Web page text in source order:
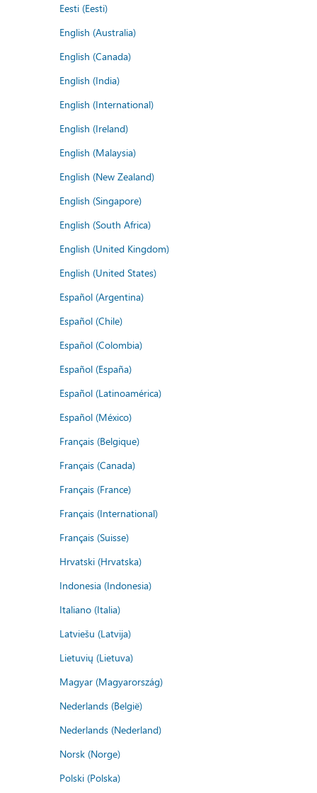
Eesti (Eesti)
English (Australia)
English (Canada)
English (India)
English (International)
English (Ireland)
English (Malaysia)
English (New Zealand)
English (Singapore)
English (South Africa)
English (United Kingdom)
English (United States)
Español (Argentina)
Español (Chile)
Español (Colombia)
Español (España)
Español (Latinoamérica)
Español (México)
Français (Belgique)
Français (Canada)
Français (France)
Français (International)
Français (Suisse)
Hrvatski (Hrvatska)
Indonesia (Indonesia)
Italiano (Italia)
Latviešu (Latvija)
Lietuvių (Lietuva)
Magyar (Magyarország)
Nederlands (België)
Nederlands (Nederland)
Norsk (Norge)
Polski (Polska)